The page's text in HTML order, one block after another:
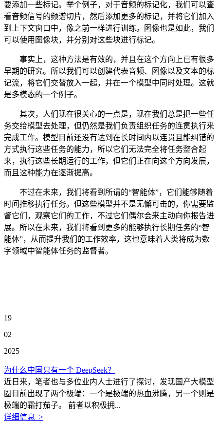
要添加一些标记。举个例子，对于音频的标记化，我们可以查
看音频信号的频谱切片，然后添加更多的标记，并将它们加入
到上下文窗口中，像之前一样进行训练。图像也是如此，我们
可以使用图像块，并分别对这些块进行标记。
事实上，这种方法是有效的，并且在这个方向上已有很多
早期的研究。所以我们可以创建代表音频、图像以及文本的标
记流，将它们交替放入一起，并在一个模型中同时处理。这就
是多模态的一个例子。
其次，人们现在很关心的一点是，现在我们总是把一些任
务交给模型去处理，但仍然是我们负责组织任务的连贯执行来
完成工作。模型目前还没有达到在长时间内以连贯且能纠错的
方式执行这些任务的能力，所以它们无法完全将任务整合起
来，执行这些长期运行的工作，但它们正在向这个方向发展，
而且这种能力在逐渐提高。
不过在未来，我们将看到所谓的“智能体”，它们能够随着
时间推移执行任务。但这些模型并不是无懈可击的，你需要监
督它们，观察它们的工作，不过它们偶尔会来主动向你报告进
展。所以在未来，我们将看到更多的能够执行长期任务的“智
能体”，从而提升我们的工作效率，这也意味着人类将成为数
字领域中智能体任务的监督者。
19
02
2025
为什么中国只有一个 DeepSeek？
近日来，笔者也与多位业内人士进行了探讨，发现国产大模型
圈目前出现了两个极端：一个是极端的热血沸腾，另一个则是
极端的霜打茄子。 前者以积极拥...
详细信息 >